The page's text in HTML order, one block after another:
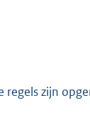
regels zijn